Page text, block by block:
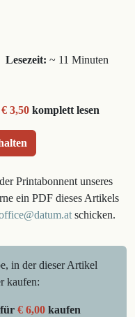
Lesezeit: ~ 11 Minuten
€ 3,50komplett lesen
Printabonnent unseres
ein PDF dieses Artikels
schicken.
in der dieser Artikel
kaufen:
für € 6,00kaufen